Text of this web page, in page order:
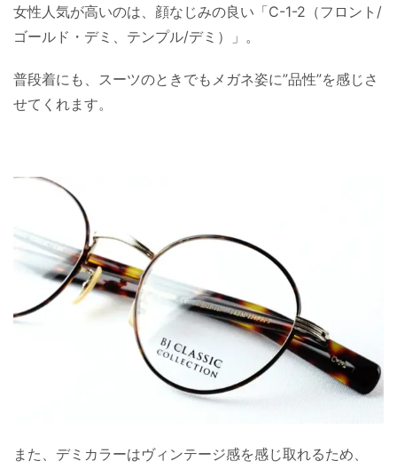
女性人気が高いのは、顔なじみの良い「C-1-2（フロント/
ゴールド・デミ、テンプル/デミ）」。
普段着にも、スーツのときでもメガネ姿に”品性”を感じさ
せてくれます。
また、デミカラーはヴィンテージ感を感じ取れるため、